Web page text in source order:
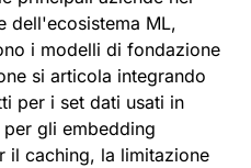
dell'ecosistema ML,
i modelli di fondazione
si articola integrando
per i set dati usati in
gli embedding
il caching, la limitazione